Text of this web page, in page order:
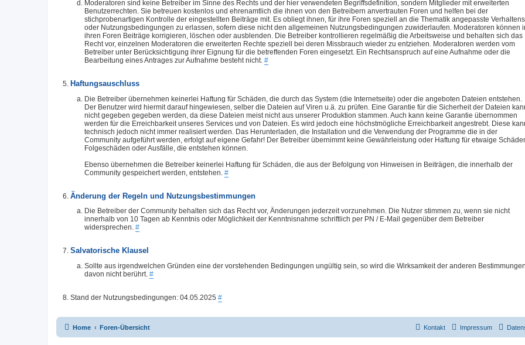
Moderatoren sind keine Betreiber im Sinne des Rechts und der hier verwendeten Begriffsdefinition, sondern Mitglieder mit erweiterten
Benutzerrechten. Sie betreuen kostenlos und ehrenamtlich die ihnen von den Betreibern anvertrauten Foren und helfen bei der
stichprobenartigen Kontrolle der eingestellten Beiträge mit. Es obliegt ihnen, für ihre Foren speziell an die Thematik angepasste
oder Nutzungsbedingungen zu erlassen, sofern diese nicht den allgemeinen Nutzungsbedingungen zuwiderlaufen. Moderatoren können
ihren Foren Beiträge korrigieren, löschen oder ausblenden. Die Betreiber kontrollieren regelmäßig die Arbeitsweise und behalten sich das
Recht vor, einzelnen Moderatoren die erweiterten Rechte speziell bei deren Missbrauch wieder zu entziehen. Moderatoren werden vom
Betreiber unter Berücksichtigung ihrer Eignung für die betreffenden Foren eingesetzt. Ein Rechtsanspruch auf eine Aufnahme oder die
Bearbeitung eines Antrages zur Aufnahme besteht nicht. #
Haftungsauschluss
Die Betreiber übernehmen keinerlei Haftung für Schäden, die durch das System (die Internetseite) oder die angeboten Dateien entstehen.
Der Benutzer wird hiermit darauf hingewiesen, selber die Dateien auf Viren u.ä. zu prüfen. Eine Garantie für die Sicherheit der Dateien
nicht gegeben gegeben werden, da diese Dateien meist nicht aus unserer Produktion stammen. Auch kann keine Garantie übernommen
werden für die Erreichbarkeit unseres Services und von Dateien. Es wird jedoch eine höchstmögliche Erreichbarkeit angestrebt. Diese
technisch jedoch nicht immer realisiert werden. Das Herunterladen, die Installation und die Verwendung der Programme die in der
Community aufgeführt werden, erfolgt auf eigene Gefahr! Der Betreiber übernimmt keine Gewährleistung oder Haftung für etwaige
Folgeschäden oder Ausfälle, die entstehen können.
Ebenso übernehmen die Betreiber keinerlei Haftung für Schäden, die aus der Befolgung von Hinweisen in Beiträgen, die innerhalb der
Community gespeichert werden, entstehen. #
Änderung der Regeln und Nutzungsbestimmungen
Die Betreiber der Community behalten sich das Recht vor, Änderungen jederzeit vorzunehmen. Die Nutzer stimmen zu, wenn sie nicht
innerhalb von 10 Tagen ab Kenntnis oder Möglichkeit der Kenntnisnahme schriftlich per PN / E-Mail gegenüber dem Betreiber
widersprechen. #
Salvatorische Klausel
Sollte aus irgendwelchen Gründen eine der vorstehenden Bedingungen ungültig sein, so wird die Wirksamkeit der anderen Bestimmungen
davon nicht berührt. #
Stand der Nutzungsbedingungen: 04.05.2025 #
Home Foren-Übersicht Impressum
Kontakt